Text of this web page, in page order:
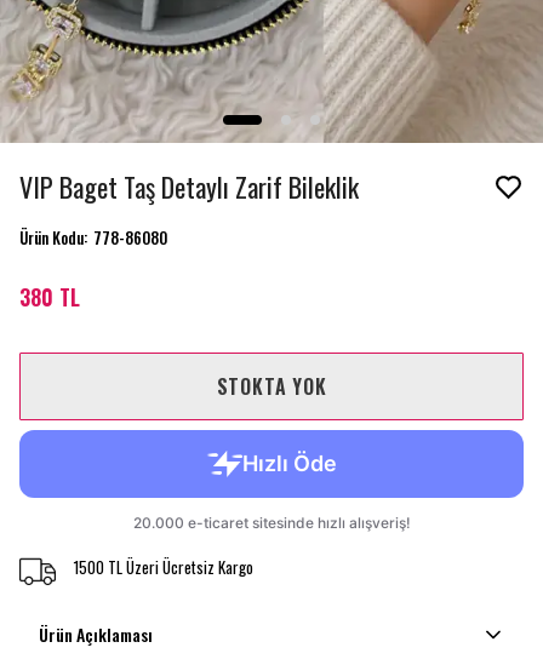
VIP Baget Taş Detaylı Zarif Bileklik
Ürün Kodu: 778-86080
380 TL
STOKTA YOK
1500 TL Üzeri Ücretsiz Kargo
Ürün Açıklaması